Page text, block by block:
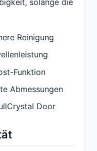
solange die
Reinigung
Funktion
Abmessungen
Door